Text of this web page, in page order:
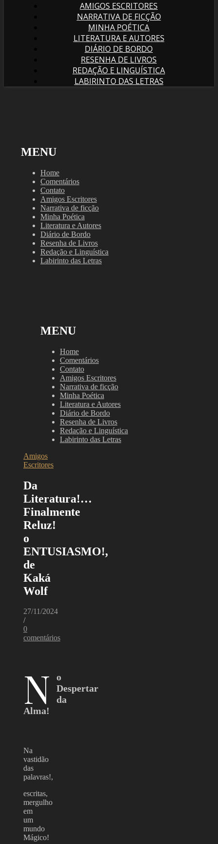
AMIGOS ESCRITORES
NARRATIVA DE FICÇÃO
MINHA POÉTICA
LITERATURA E AUTORES
DIÁRIO DE BORDO
RESENHA DE LIVROS
REDAÇÃO E LINGUÍSTICA
LABIRINTO DAS LETRAS
MENU
Home
Comentários
Contato
Amigos Escritores
Narrativa de ficção
Minha Poética
Literatura e Autores
Diário de Bordo
Resenha de Livros
Redação e Linguística
Labirinto das Letras
MENU
Home
Comentários
Contato
Amigos Escritores
Narrativa de ficção
Minha Poética
Literatura e Autores
Diário de Bordo
Resenha de Livros
Redação e Linguística
Labirinto das Letras
Amigos
Escritores
Da
Literatura!…
Finalmente
Reluz!
o
ENTUSIASMO!,
de
Kaká
Wolf
27/11/2024
/
0
comentários
N
o
Despertar
da
Alma!
Na
vastidão
das
palavras!,
escritas,
mergulho
em
um
mundo
Mágico!